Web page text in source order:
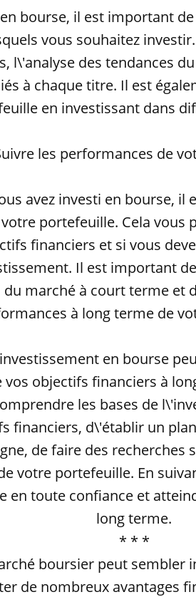
bourse, il est important
vous souhaitez
l\'analyse des tendances
à chaque titre. Il est
en investissant dans
les performances de
avez investi en bourse, il
portefeuille. Cela vous
financiers et si vous
Il est important
marché à court terme et
à long terme de
en bourse
objectifs financiers à
les bases de
financiers, d\'établir un
de faire des recherches
votre portefeuille. En
en toute confiance et
long terme.
* * *
boursier peut sembler
de nombreux avantages